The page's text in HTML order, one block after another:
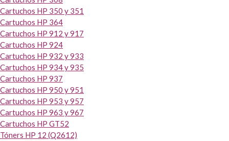
Cartuchos HP 350 y 351
Cartuchos HP 364
Cartuchos HP 912 y 917
Cartuchos HP 924
Cartuchos HP 932 y 933
Cartuchos HP 934 y 935
Cartuchos HP 937
Cartuchos HP 950 y 951
Cartuchos HP 953 y 957
Cartuchos HP 963 y 967
Cartuchos HP GT52
Tóners HP 12 (Q2612)